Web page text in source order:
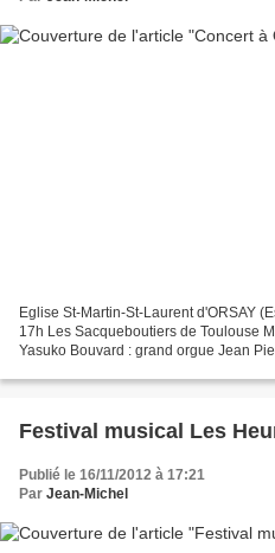
Eglise St-Martin-St-Laurent d'ORSAY
17h Les Sacqueboutiers de Toulouse
Yasuko Bouvard : grand orgue Jean
Festival musical Les
Publié le 16/11/2012 à 17:21
Par Jean-Michel